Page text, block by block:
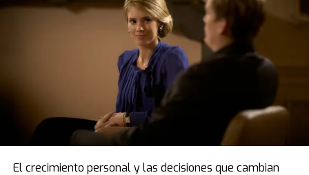
El crecimiento personal y las decisiones que cambian